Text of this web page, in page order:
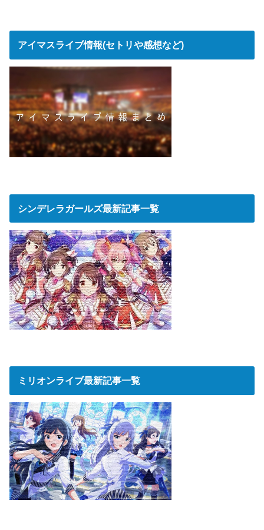
アイマスライブ情報(セトリや感想など)
シンデレラガールズ最新記事一覧
ミリオンライブ最新記事一覧